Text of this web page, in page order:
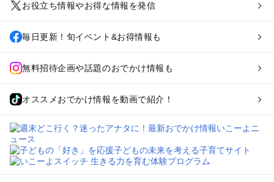
お役立ち情報やお得な情報を発信
毎日更新！旬イベント&お得情報も
無料招待企画や話題のおでかけ情報も
オススメおでかけ情報を動画で紹介！